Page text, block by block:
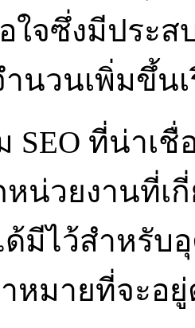
ใจซึ่งมีประ
ำนวนเพิ่มขึ้น
SEO ที่น่าเ
น่วยงานที่เ
มีไว้สำหรับ
หมายที่จะอ